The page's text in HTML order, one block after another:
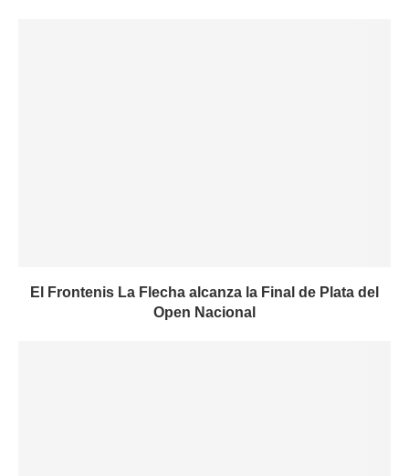
El Frontenis La Flecha alcanza la Final de Plata del
Open Nacional